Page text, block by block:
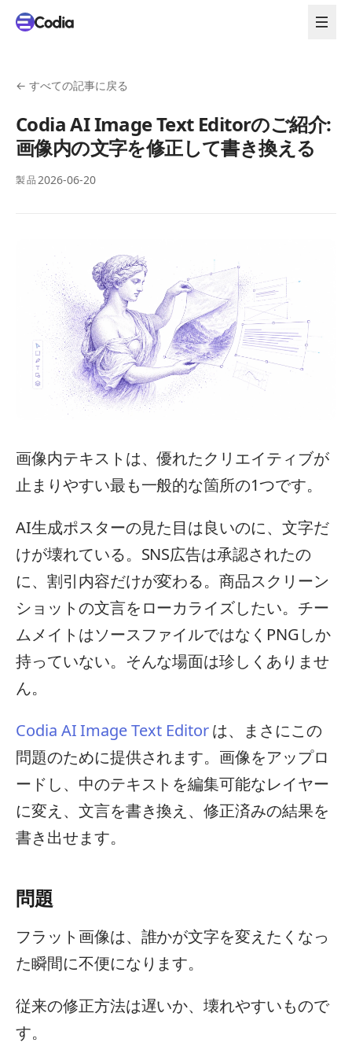
← すべての記事に戻る
Codia AI Image Text Editorのご紹介:
画像内の文字を修正して書き換える
製品2026-06-20
画像内テキストは、優れたクリエイティブが
止まりやすい最も一般的な箇所の1つです。
AI生成ポスターの見た目は良いのに、文字だ
けが壊れている。SNS広告は承認されたの
に、割引内容だけが変わる。商品スクリーン
ショットの文言をローカライズしたい。チー
ムメイトはソースファイルではなくPNGしか
持っていない。そんな場面は珍しくありませ
ん。
Codia AI Image Text Editorは、まさにこの
問題のために提供されます。画像をアップロ
ードし、中のテキストを編集可能なレイヤー
に変え、文言を書き換え、修正済みの結果を
書き出せます。
問題
フラット画像は、誰かが文字を変えたくなっ
た瞬間に不便になります。
従来の修正方法は遅いか、壊れやすいもので
す。